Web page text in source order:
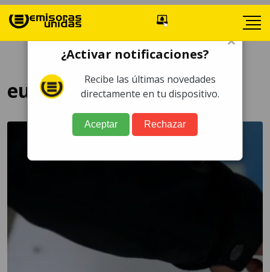
euconsultapopular
×
¿Activar notificaciones?
Recibe las últimas novedades
directamente en tu dispositivo.
Aceptar Rechazar